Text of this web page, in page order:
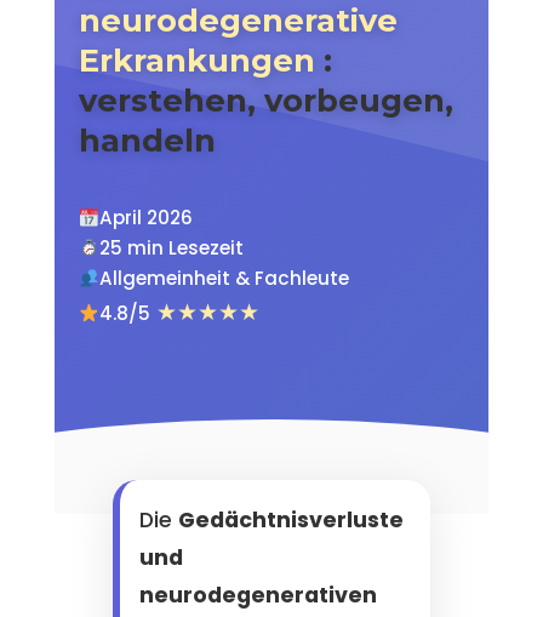
neurodegenerative
Erkrankungen :
verstehen, vorbeugen,
handeln
April 2026
25 min Lesezeit
Allgemeinheit & Fachleute
4.8/5 ★★★★★
Die Gedächtnisverluste
und
neurodegenerativen